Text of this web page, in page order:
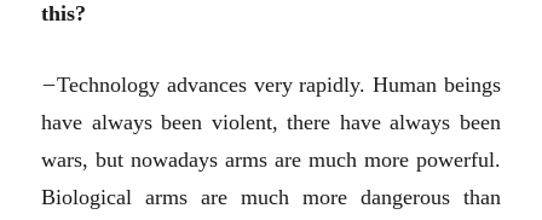
this?
–Technology advances very rapidly. Human beings
have always been violent, there have always been
wars, but nowadays arms are much more powerful.
Biological arms are much more dangerous than